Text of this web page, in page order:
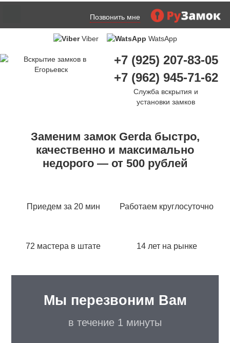
Позвонить мне
Viber WatsApp
+7 (925) 207-83-05
+7 (962) 945-71-62
Служба вскрытия и
установки замков
Заменим замок Gerda быстро,
качественно и максимально
недорого — от 500 рублей
Приедем за 20 мин Работаем круглосуточно
72 мастера в штате 14 лет на рынке
Мы перезвоним Вам
в течение 1 минуты